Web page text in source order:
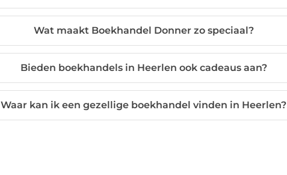
Wat maakt Boekhandel Donner zo speciaal?
Bieden boekhandels in Heerlen ook cadeaus aan?
Waar kan ik een gezellige boekhandel vinden in Heerlen?